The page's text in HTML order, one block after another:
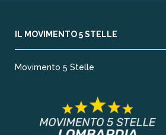
IL MOVIMENTO 5 STELLE
Movimento 5 Stelle